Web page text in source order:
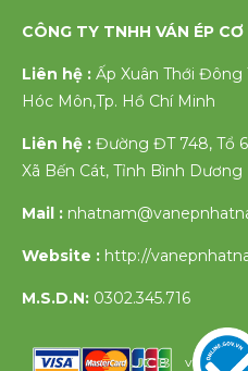
CÔNG TY TNHH VÁN ÉP
Liên hệ : Ấp Xuân Thới Đông
Hóc Môn,Tp. Hồ Chí Minh
Liên hệ : Đường ĐT 748, Tổ
Xã Bến Cát, Tỉnh Bình Dương
Mail :
Website : http://
M.S.D.N: 0302.345.716
v